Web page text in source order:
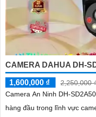
CAMERA DAHUA DH-
1,600,000 ₫
2,250,000
Camera An Ninh DH-
hàng đầu trong lĩnh vực camera an ninh. Với